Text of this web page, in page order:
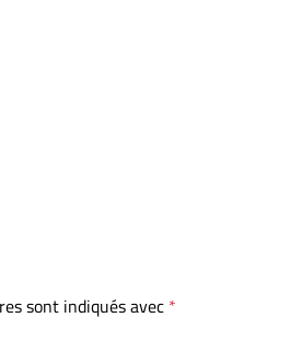
sont indiqués avec *